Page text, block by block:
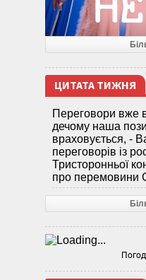
ЦИТАТА ТИЖНЯ
Переговори вже
дечому наша
враховується, -
переговорів із
Тристоронньої
про перемовини